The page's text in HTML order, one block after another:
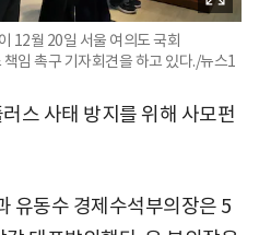
12월 20일 서울 여의도 국회
임 촉구 기자회견을 하고 있다./뉴스1
스 사태 방지를 위해 사모펀
유동수 경제수석부의장은 5